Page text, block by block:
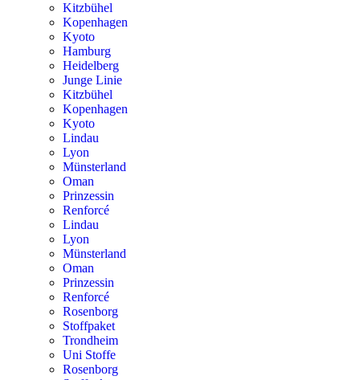
Kitzbühel
Kopenhagen
Kyoto
Hamburg
Heidelberg
Junge Linie
Kitzbühel
Kopenhagen
Kyoto
Lindau
Lyon
Münsterland
Oman
Prinzessin
Renforcé
Lindau
Lyon
Münsterland
Oman
Prinzessin
Renforcé
Rosenborg
Stoffpaket
Trondheim
Uni Stoffe
Rosenborg